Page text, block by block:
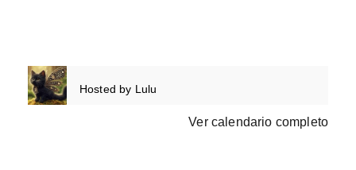
Hosted by Lulu
Ver calendario completo